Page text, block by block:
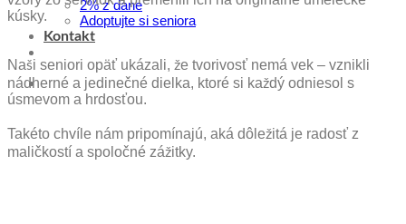
2% z dane
Adoptujte si seniora
Kontakt
kúsky.
Naši seniori opäť ukázali, že tvorivosť nemá vek – vznikli
nádherné a jedinečné dielka, ktoré si každý odniesol s
úsmevom a hrdosťou.
Takéto chvíle nám pripomínajú, aká dôležitá je radosť z
maličkostí a spoločné zážitky.